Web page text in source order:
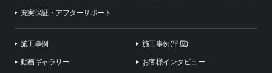
充実保証・アフターサポート
施工事例 施工事例(平屋)
動画ギャラリー お客様インタビュー